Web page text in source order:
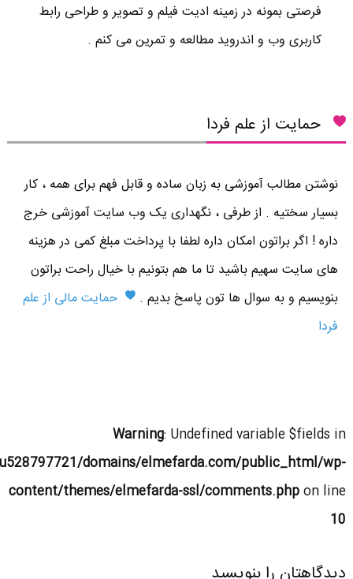
فرصتی بمونه در زمینه ادیت فیلم و تصویر و طراحی رابط
کاربری وب و اندروید مطالعه و تمرین می کنم .
حمایت از علم فردا
نوشتن مطالب آموزشی به زبان ساده و قابل فهم برای همه ، کار
بسیار سختیه . از طرفی ، نگهداری یک وب سایت آموزشی خرج
داره ! اگر براتون امکان داره لطفا با پرداخت مبلغ کمی در هزینه
های سایت سهیم باشید تا ما هم بتونیم با خیال راحت براتون
بنویسیم و به سوال ها تون پاسخ بدیم .
حمایت مالی از علم
فردا
Warning: Undefined variable $fields in
domains/elmefarda.com/public_html/wp-
content/themes/elmefarda-ssl/comments.phpon line
10